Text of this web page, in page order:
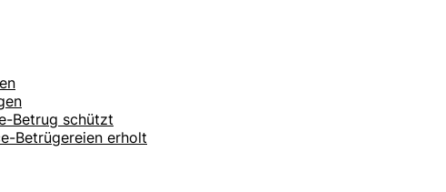
Betrug schützt
Betrügereien erholt